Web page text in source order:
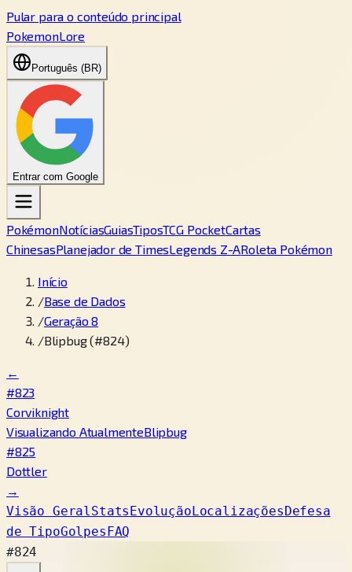
Pular para o conteúdo principal
PokemonLore
Português (BR)
Entrar com Google
PokémonNotíciasGuiasTiposTCG PocketCartas
ChinesasPlanejador de TimesLegends Z-ARoleta Pokémon
Início
/Base de Dados
/Geração 8
/Blipbug (#824)
←
#823
Corviknight
Visualizando AtualmenteBlipbug
#825
Dottler
→
Visão GeralStatsEvoluçãoLocalizaçõesDefesa
de TipoGolpesFAQ
#824